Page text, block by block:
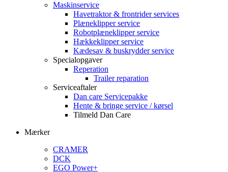
Maskinservice
Havetraktor & frontrider services
Plæneklipper service
Robotplæneklipper service
Hækkeklipper service
Kædesav & buskrydder service
Specialopgaver
Reperation
Trailer reparation
Serviceaftaler
Dan care Servicepakke
Hente & bringe service / kørsel
Tilmeld Dan Care
Mærker
CRAMER
DCK
EGO Power+